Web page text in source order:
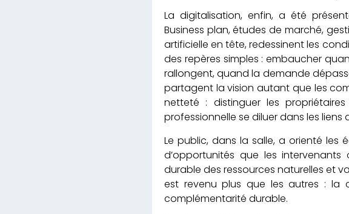
La digitalisation, enfin, a été
Business plan, études de marché,
artificielle en tête, redessinent les
des repères simples : embaucher
rallongent, quand la demande
partagent la vision autant que les
netteté : distinguer les
professionnelle se diluer dans les liens
Le public, dans la salle, a orienté les
d’opportunités que les
durable des ressources naturelles et
est revenu plus que les autres : la
complémentarité durable.